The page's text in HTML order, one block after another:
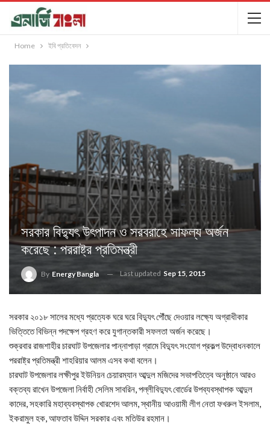
Home ইবি প্রতিবেদন
সরকার বিদ্যুৎ উৎপাদন ও সরবরাহে সাফল্য অর্জন
করেছে : পররাষ্ট্র প্রতিমন্ত্রী
By Energy Bangla Last updated Sep 15, 2015
সরকার ২০১৮ সালের মধ্যে প্রত্যেক ঘরে ঘরে বিদ্যুৎ পৌঁছে দেওয়ার লক্ষ্যে অগ্রাধীকার
ভিত্তিতে বিভিন্ন পদক্ষেপ গ্রহণ করে যুগান্তকারী সফলতা অর্জন করেছে।
শুক্রবার রাজশাহীর চারঘাট উপজেলার পান্নাপাড়া গ্রামে বিদ্যুৎ সংযোগ প্রকল্প উদ্বোধনকালে
পররাষ্ট্র প্রতিমন্ত্রী শাহরিয়ার আলম এসব কথা বলেন।
চারঘাট উপজেলার লক্ষীপুর ইউনিয়ন চেয়ারম্যান আব্দুল মজিদের সভাপতিত্বে অনুষ্ঠানে আরও
বক্তব্য রাখেন উপজেলা নির্বাহী সেলিম সাবরিন, পল্লীবিদ্যুৎ বোর্ডের উপব্যবস্থাপক আব্দুল
কাদের, সহকারি মহাব্যবস্থাপক খোরশেদ আলম, স্থানীয় আওয়ামী লীগ নেতা ফখরুল ইসলাম,
ইকরামুল হক, আফতাব উদ্দিন সরকার এবং মতিউর রহমান।